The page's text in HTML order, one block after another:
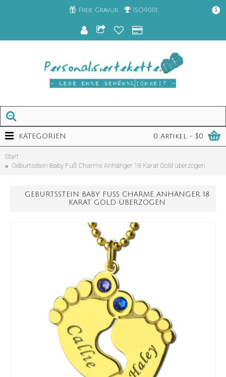
Freie Gravur ISO9001 $
0 Artikel - $0
KATEGORIEN
Start
Geburtsstein Baby Fuß Charme Anhänger 18 Karat Gold überzogen
GEBURTSSTEIN BABY FUSS CHARME ANHÄNGER 18 K
ARAT GOLD ÜBERZOGEN